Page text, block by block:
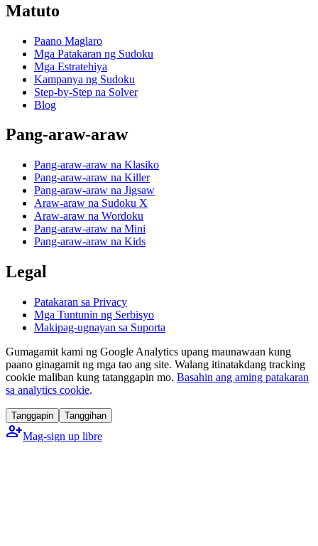
Matuto
Paano Maglaro
Mga Patakaran ng Sudoku
Mga Estratehiya
Kampanya ng Sudoku
Step-by-Step na Solver
Blog
Pang-araw-araw
Pang-araw-araw na Klasiko
Pang-araw-araw na Killer
Pang-araw-araw na Jigsaw
Araw-araw na Sudoku X
Araw-araw na Wordoku
Pang-araw-araw na Mini
Pang-araw-araw na Kids
Legal
Patakaran sa Privacy
Mga Tuntunin ng Serbisyo
Makipag-ugnayan sa Suporta
Gumagamit kami ng Google Analytics upang maunawaan kung
paano ginagamit ng mga tao ang site. Walang itinatakdang tracking
cookie maliban kung tatanggapin mo. Basahin ang aming patakaran
sa analytics cookie.
Tanggapin Tanggihan
person_addMag-sign up libre